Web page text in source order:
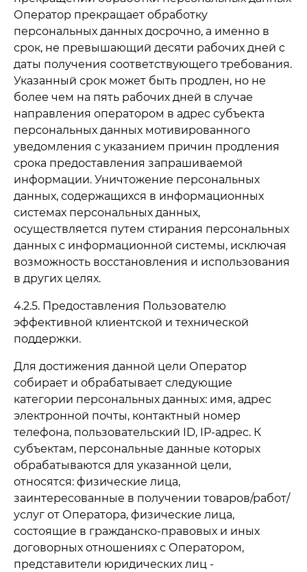
Оператор прекращает обработку
персональных данных досрочно, а именно в
срок, не превышающий десяти рабочих дней с
даты получения соответствующего требования.
Указанный срок может быть продлен, но не
более чем на пять рабочих дней в случае
направления оператором в адрес субъекта
персональных данных мотивированного
уведомления с указанием причин продления
срока предоставления запрашиваемой
информации. Уничтожение персональных
данных, содержащихся в информационных
системах персональных данных,
осуществляется путем стирания персональных
данных с информационной системы, исключая
возможность восстановления и использования
в других целях.
4.2.5. Предоставления Пользователю
эффективной клиентской и технической
поддержки.
Для достижения данной цели Оператор
собирает и обрабатывает следующие
категории персональных данных: имя, адрес
электронной почты, контактный номер
телефона, пользовательский ID, IP-адрес. К
субъектам, персональные данные которых
обрабатываются для указанной цели,
относятся: физические лица,
заинтересованные в получении товаров/работ/
услуг от Оператора, физические лица,
состоящие в гражданско-правовых и иных
договорных отношениях с Оператором,
представители юридических лиц -